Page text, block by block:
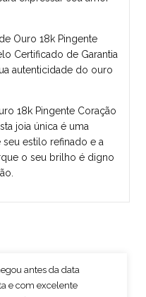
Ouro 18k Pingente
Certificado de Garantia
autenticidade do ouro
18k Pingente Coração
joia única é uma
estilo refinado e a
o seu brilho é digno
antes da data
e com excelente